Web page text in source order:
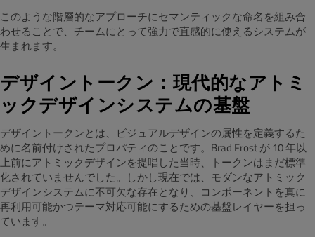
このような階層的なアプローチにセマンティックな命名を組み合
わせることで、チームにとって強力で直感的に使えるシステムが
生まれます。
デザイントークン：現代的なアトミ
ックデザインシステムの基盤
デザイントークンとは、ビジュアルデザインの属性を定義するた
めに名前付けされたプロパティのことです。Brad Frost が 10 年以
上前にアトミックデザインを提唱した当時、トークンはまだ標準
化されていませんでした。しかし現在では、モダンなアトミック
デザインシステムに不可欠な存在となり、コンポーネントを真に
再利用可能かつテーマ対応可能にするための基盤レイヤーを担っ
ています。